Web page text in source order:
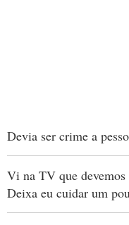
Devia ser crime a
Vi na TV que devemos
Deixa eu cuidar um